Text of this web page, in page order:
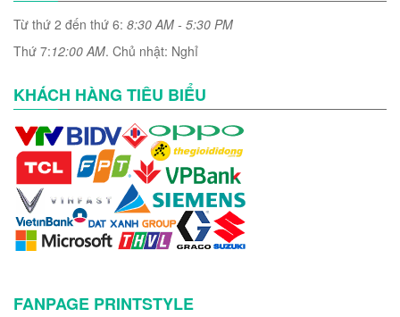
Từ thứ 2 đến thứ 6: 8:30 AM - 5:30 PM
Thứ 7:12:00 AM. Chủ nhật: Nghỉ
KHÁCH HÀNG TIÊU BIỂU
FANPAGE PRINTSTYLE